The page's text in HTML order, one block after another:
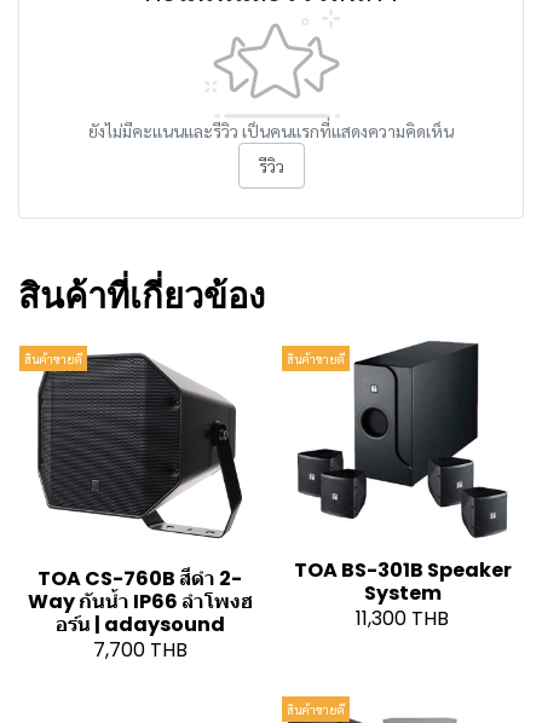
ยังไม่มีคะแนนและรีวิว เป็นคนแรกที่แสดงความคิดเห็น
รีวิว
สินค้าที่เกี่ยวข้อง
สินค้าขายดี
TOA CS-760B สีดำ 2-
Way กันน้ำ IP66 ลำโพงฮ
อร์น | adaysound
7,700 THB
สินค้าขายดี
TOA BS-301B Speaker
System
11,300 THB
สินค้าขายดี